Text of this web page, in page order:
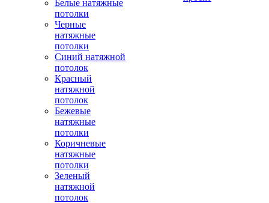
Белые натяжные
потолки
Черные
натяжные
потолки
Синий натяжной
потолок
Красный
натяжной
потолок
Бежевые
натяжные
потолки
Коричневые
натяжные
потолки
Зеленый
натяжной
потолок